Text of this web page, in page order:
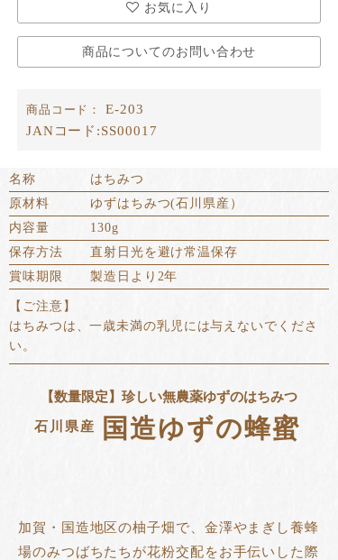
お気に入り
商品についてのお問い合わせ
商品コード：
E-203
JANコード:SS00017
名称
はちみつ
原材料
ゆずはちみつ(石川県産）
内容量
130g
保存方法
直射日光を避け常温保存
賞味期限
製造日より2年
【ご注意】
はちみつは、一歳未満の乳児には与えないでくださ
い。
【数量限定】珍しい無農薬ゆずのはちみつ
石川県産 国造ゆずの蜂蜜
加賀・国造地区の柚子畑で、 金澤やまぎし養蜂
場のみつばちたちが花粉交配をお手伝いした際